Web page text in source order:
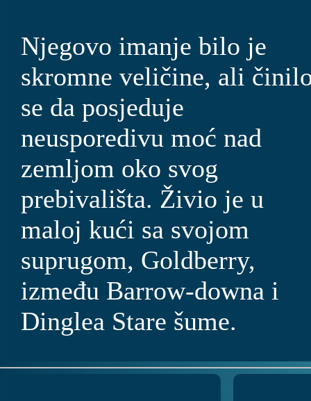
Njegovo imanje bilo je
skromne veličine, ali
se da posjeduje
neusporedivu moć nad
zemljom oko svog
prebivališta. Živio je u
maloj kući sa svojom
suprugom, Goldberry,
između Barrow-downa i
Dinglea Stare šume.